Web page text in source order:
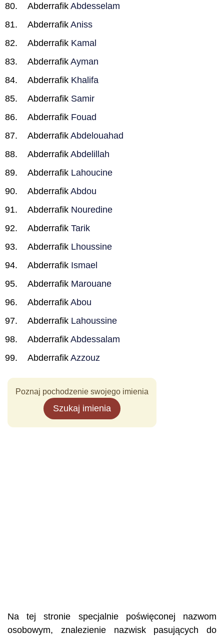
Abderrafik Abdesselam
Abderrafik Aniss
Abderrafik Kamal
Abderrafik Ayman
Abderrafik Khalifa
Abderrafik Samir
Abderrafik Fouad
Abderrafik Abdelouahad
Abderrafik Abdelillah
Abderrafik Lahoucine
Abderrafik Abdou
Abderrafik Nouredine
Abderrafik Tarik
Abderrafik Lhoussine
Abderrafik Ismael
Abderrafik Marouane
Abderrafik Abou
Abderrafik Lahoussine
Abderrafik Abdessalam
Abderrafik Azzouz
Poznaj pochodzenie swojego imienia
Szukaj imienia
Na tej stronie specjalnie poświęconej nazwom
osobowym, znalezienie nazwisk pasujących do